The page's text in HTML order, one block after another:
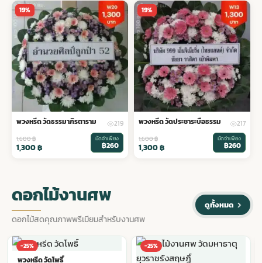
19%
พวงหรีด วัดธรรมาภิรตาราม 219
1,600฿
1,300฿
มัดจำเพียง
฿260
19%
พวงหรีด วัดประชาระบือธรรม 217
1,600฿
1,300฿
มัดจำเพียง
฿260
ดอกไม้งานศพ
ดอกไม้สดคุณภาพพรีเมียมสำหรับงานศพ
ดูทั้งหมด
-25% -25%
ดอกไม้งานศพ วัดเทพธิดาราม
6,000฿